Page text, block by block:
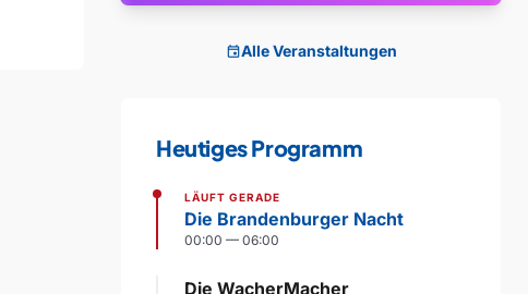
eventAlle Veranstaltungen
Heutiges Programm
LÄUFT GERADE
Die Brandenburger Nacht
00:00 — 06:00
Die WacherMacher